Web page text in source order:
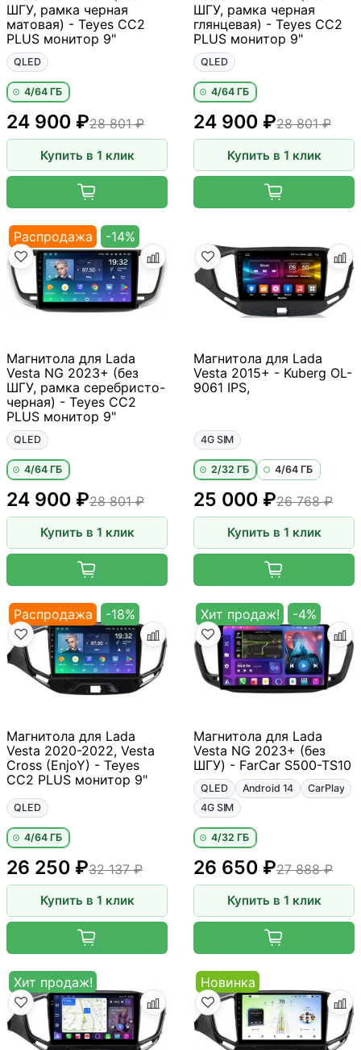
ШГУ, рамка черная
матовая) - Teyes CC2
PLUS монитор 9"
QLED
4/64 ГБ
28 801 ₽
24 900 ₽
Купить в 1 клик
ШГУ, рамка черная
глянцевая) - Teyes CC2
PLUS монитор 9"
QLED
4/64 ГБ
28 801 ₽
24 900 ₽
Купить в 1 клик
Распродажа -14%
Магнитола для Lada
Vesta NG 2023+ (без
ШГУ, рамка серебристо-
черная) - Teyes CC2
PLUS монитор 9"
QLED
4/64 ГБ
28 801 ₽
24 900 ₽
Купить в 1 клик
Магнитола для Lada
Vesta 2015+ - Kuberg OL-
9061 IPS,
4G SIM
2/32 ГБ 4/64 ГБ
25 000 ₽26 768 ₽
Купить в 1 клик
Распродажа -18%
Магнитола для Lada
Vesta 2020-2022, Vesta
Cross (EnjoY) - Teyes
CC2 PLUS монитор 9"
QLED
4/64 ГБ
32 137 ₽
26 250 ₽
Купить в 1 клик
Хит продаж! -4%
Магнитола для Lada
Vesta NG 2023+ (без
ШГУ) - FarCar S500-TS10
QLED Android 14
CarPlay
4G SIM
4/32 ГБ
27 888 ₽
26 650 ₽
Купить в 1 клик
Хит продаж! Новинка